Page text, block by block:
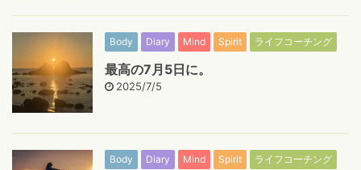
Body Diary Mind Spirit ライフコーチング
最高の7月5日に。
2025/7/5
Body Diary Mind Spirit ライフコーチング